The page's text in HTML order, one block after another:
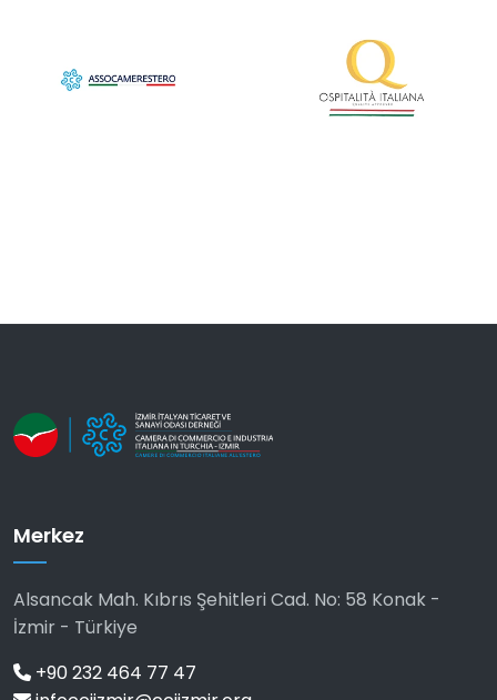
Merkez
Alsancak Mah. Kıbrıs Şehitleri Cad. No: 58 Konak -
İzmir - Türkiye
+90 232 464 77 47